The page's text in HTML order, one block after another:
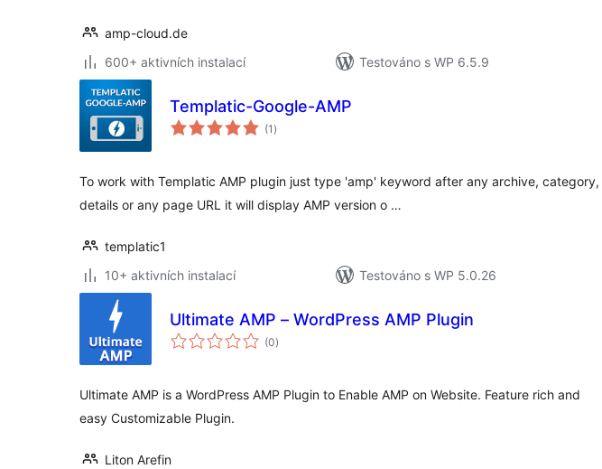
amp-cloud.de
600+ aktivních instalací
Testováno s WP 6.5.9
Templatic-Google-AMP
(1 celkové
hodnocení
)
To work with Templatic AMP plugin just type 'amp' keyword after any archive, category,
details or any page URL it will display AMP version o …
templatic1
10+ aktivních instalací
Testováno s WP 5.0.26
Ultimate AMP – WordPress AMP Plugin
(0celkové
hodnocení
)
Ultimate AMP is a WordPress AMP Plugin to Enable AMP on Website. Feature rich and
easy Customizable Plugin.
Liton Arefin